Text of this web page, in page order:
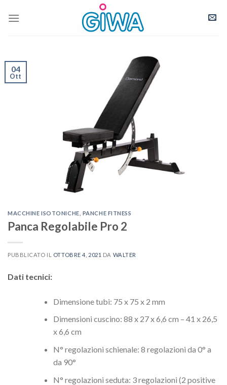
04
Ott
MACCHINE ISOTONICHE PANCHE FITNESS
Panca Regolabile Pro 2
PUBBLICATO IL OTTOBRE 4, 2021 DA WALTER
Dati tecnici:
Dimensione tubi: 75 x 75 x 2 mm
Dimensioni cuscino: 88 x 27 x 6,6 cm – 41 x 26,5
x 6,6 cm
N° regolazioni schienale: 8 regolazioni da 0° a
da 90°
N° regolazioni seduta: 3 regolazioni (2 positive